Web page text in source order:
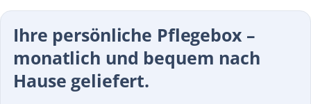
Ihre persönliche Pflegebox –
monatlich und bequem nach
Hause geliefert.